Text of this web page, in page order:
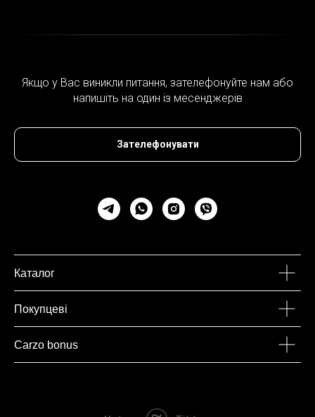
Якщо у Вас виникли питання, зателефонуйте нам або
напишіть на один із месенджерів
Зателефонувати
Каталог
Покупцеві
Carzo bonus